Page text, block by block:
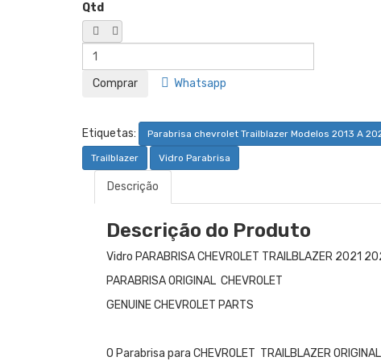
Qtd
Whatsapp
Etiquetas: Parabrisa chevrolet Trailblazer Modelos 2013 A
Trailblazer Vidro Parabrisa
Descrição
Descrição do Produto
Vidro PARABRISA CHEVROLET TRAILBLAZER 2021
PARABRISA ORIGINAL CHEVROLET
GENUINE CHEVROLET PARTS
O Parabrisa para CHEVROLET TRAILBLAZER